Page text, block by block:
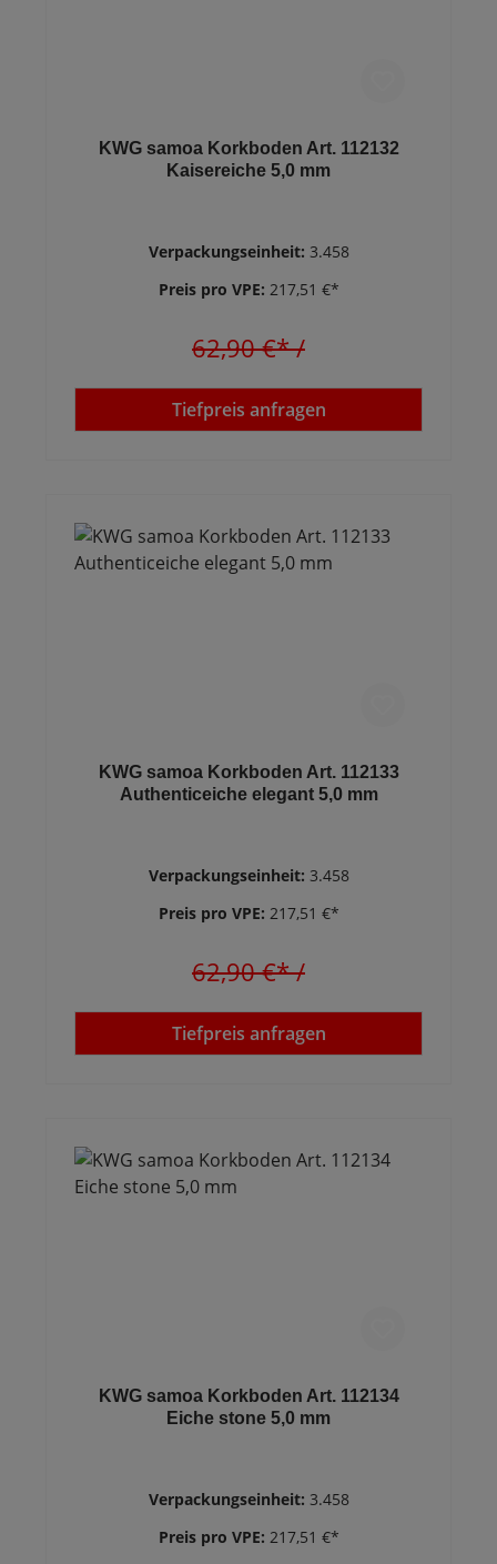
KWG samoa Korkboden Art. 112132
Kaisereiche 5,0 mm
Verpackungseinheit: 3.458
Preis pro VPE: 217,51 €*
62,90 €*/
Tiefpreis anfragen
KWG samoa Korkboden Art. 112133
Authenticeiche elegant 5,0 mm
Verpackungseinheit: 3.458
Preis pro VPE: 217,51 €*
62,90 €*/
Tiefpreis anfragen
KWG samoa Korkboden Art. 112134
Eiche stone 5,0 mm
Verpackungseinheit: 3.458
Preis pro VPE: 217,51 €*